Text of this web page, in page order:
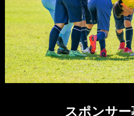
スポンサー